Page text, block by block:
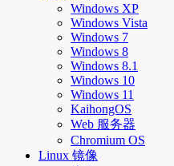
Windows XP
Windows Vista
Windows 7
Windows 8
Windows 8.1
Windows 10
Windows 11
KaihongOS
Web 服务器
Chromium OS
Linux 镜像